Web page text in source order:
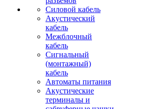
Силовой кабель
Акустический
кабель
Межблочный
кабель
Сигнальный
(монтажный)
кабель
Автоматы питания
Акустические
терминалы и